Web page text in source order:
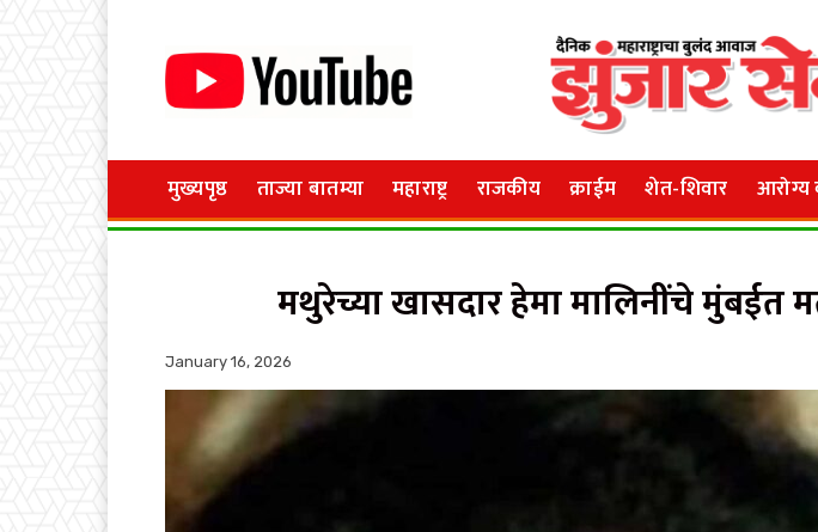
मुख्यपृष्ठ ताज्या बातम्या महाराष्ट्र राजकीय क्राईम शेत-शिवार आरोग्य
मथुरेच्या खासदार हेमा मालिनींचे मुंबईत
January 16, 2026